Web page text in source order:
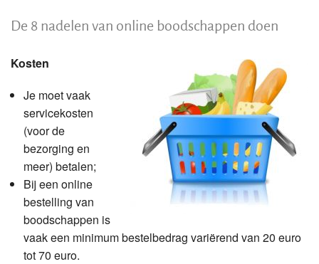
De 8 nadelen van online boodschappen doen
Kosten
Je moet vaak
servicekosten
(voor de
bezorging en
meer) betalen;
Bij een online
bestelling van
boodschappen is
vaak een minimum bestelbedrag variërend van 20 euro
tot 70 euro.